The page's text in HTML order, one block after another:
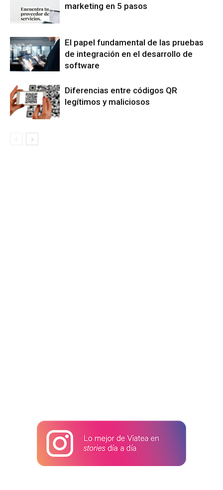
marketing en 5 pasos
El papel fundamental de las pruebas
de integración en el desarrollo de
software
Diferencias entre códigos QR
legítimos y maliciosos